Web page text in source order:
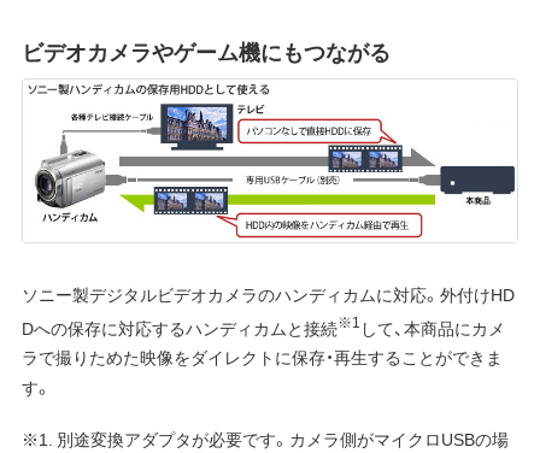
ビデオカメラやゲーム機にもつながる
ソニー製デジタルビデオカメラのハンディカムに対応。外付けHD
Dへの保存に対応するハンディカムと接続※1 して、本商品にカメ
ラで撮りためた映像をダイレクトに保存・再生することができま
す。
※1. 別途変換アダプタが必要です。カメラ側がマイクロUSBの場